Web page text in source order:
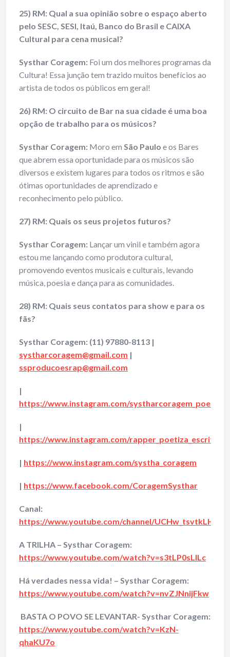
25) RM: Qual a sua opinião sobre o espaço aberto
pelo SESC, SESI, Itaú, Banco do Brasil e CAIXA
Cultural para cena musical?
Systhar Coragem: Foi um dos melhores programas da
Cultura! Essa junção tem trazido muitos benefícios ao
artista de todos os públicos em geral!
26) RM: O circuito de Bar na sua cidade é uma boa
opção de trabalho para os músicos?
Systhar Coragem: Moro em São Paulo e os Bares
que abrem essa oportunidade para os músicos são
diversos e existem lugares para todos os ritmos e são
ótimas oportunidades de aprendizado e
reconhecimento pelo público.
27) RM: Quais os seus projetos futuros?
Systhar Coragem: Lançar um vinil e também agora
estou me lançando como produtora cultural,
promovendo eventos musicais e culturais, levando
música, poesia e dança para as comunidades.
28) RM: Quais seus contatos para show e para os
fãs?
Systhar Coragem: (11) 97880-8113 |
systharcoragem@gmail.com |
ssproducoesrap@gmail.com
|
https://www.instagram.com/systharcoragem_poetiza
|
https://www.instagram.com/rapper_poetiza_escritora
| https://www.instagram.com/systha_coragem
| https://www.facebook.com/CoragemSysthar
Canal:
https://www.youtube.com/channel/
A TRILHA – Systhar Coragem:
https://www.youtube.com/watch?v=s3tLP0sLILc
Há verdades nessa vida! – Systhar Coragem:
https://www.youtube.com/watch?v=nvZJNnijFkw
BASTA O POVO SE LEVANTAR- Systhar Coragem:
https://www.youtube.com/watch?v=KzN-
qhaKU7o